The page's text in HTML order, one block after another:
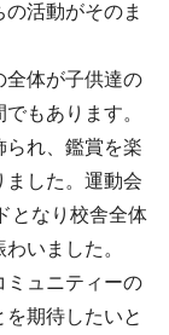
活動がそのま
体が子供達の
もあります。
られ、鑑賞を楽
ました。運動会
となり校舎全体
いました。
ュニティーの
期待したいと